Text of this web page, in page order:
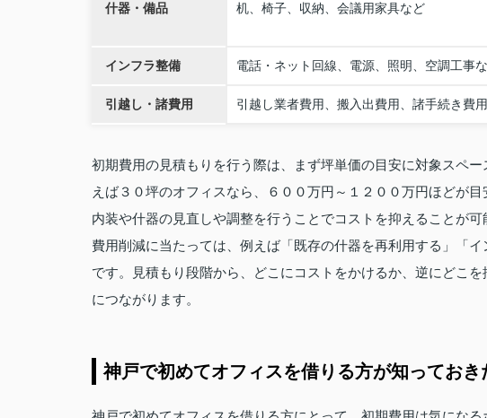
什器・備品 机、椅子、収納、会議用家具など
インフラ整備 電話・ネット回線、電源、照明、空調工事
引越し・諸費用 引越し業者費用、搬入出費用、諸手続き費
初期費用の見積もりを行う際は、まず坪単価の目安に対象スペ
えば３０坪のオフィスなら、６００万円～１２００万円ほどが
内装や什器の見直しや調整を行うことでコストを抑えることが可
費用削減に当たっては、例えば「既存の什器を再利用する」「
です。見積もり段階から、どこにコストをかけるか、逆にどこ
につながります。
神戸で初めてオフィスを借りる方が知ってお